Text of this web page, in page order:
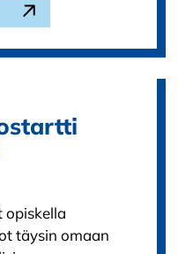
opiskella
täysin omaan